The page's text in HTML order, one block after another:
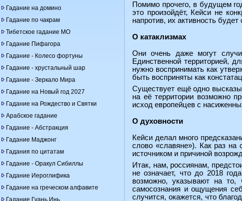
Помимо прочего, в будущем
это произойдёт, Кейси не
напротив, их активность
О катаклизмах
Они очень даже могут
Единственной территорией,
нужно воспринимать как
быть восприняты как
Существует ещё одно
на её территории возможно
исход европейцев с
О духовности
Кейси делал много
слово «славяне»). Как раз на
источником и причиной
Итак, нам, россиянам,
не означает, что до 2018
возможно, указывают на то,
самосознания и ощущения
случится, окажется, что
Гадание на домино
Гадание по чакрам
Тибетское гадание МО
Гадание Пифагора
Гадание - Колесо фортуны
Гадание - хрустальный шар
Гадание - Зеркало Мира
Гадание на Новый год 2027
Гадание на Рождество и Святки
Арабское гадание
Гадание - Абстракция
Гадание Маджонг
Гадания по цитатам
Гадание - Оракул Сибиллы
Гадание Иероглифика
Гадание на греческом алфавите
Гадание Гуань Инь